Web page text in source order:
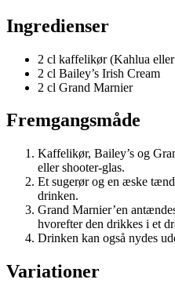
Ingredienser
2 cl kaffelikør (Kahlua
2 cl Bailey’s Irish Cream
2 cl Grand Marnier
Fremgangsmåde
Kaffelikør, Bailey’s og
eller shooter-glas.
Et sugerør og en æske
drinken.
Grand Marnier’en
hvorefter den drikkes i et
Drinken kan også nydes
Variationer